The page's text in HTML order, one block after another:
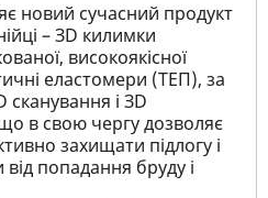
новий сучасний продукт
– ЗD килимки
високоякісної
еластомери (ТЕП), за
і ЗD
в свою чергу дозволяє
захищати підлогу і
від попадання бруду і